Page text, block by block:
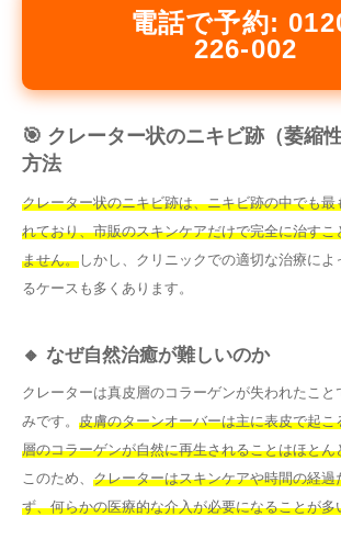
電話で予約:
226-002
🎯 クレーター状のニキビ跡（萎縮
方法
クレーター状のニキビ跡は、ニキビ跡の中でも最
れており、市販のスキンケアだけで完全に治すこ
ません。 しかし、クリニックでの適切な治療によ
るケースも多くあります。
🔸 なぜ自然治癒が難しいのか
クレーターは真皮層のコラーゲンが失われたこと
みです。 皮膚のターンオーバーは主に表皮で起こ
層のコラーゲンが自然に再生されることはほとん
このため、 クレーターはスキンケアや時間の経過
ず、何らかの医療的な介入が必要になることが多